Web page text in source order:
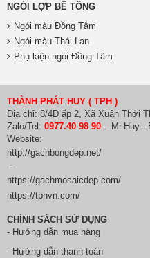
NGÓI LỢP BÊ TÔNG
Ngói màu Đồng Tâm
Ngói màu Thái Lan
Phụ kiện ngói Đồng Tâm
THÀNH PHÁT HUY ( TPH )
Địa chỉ: 8/4D ấp 2, Xã Xuân Thới
Zalo/Tel: 0977.40 98 90 – Mr.Huy -
Website:
http://gachbongdep.net/
-
https://gachmosaicdep.com/
https://tphvn.com/
CHÍNH SÁCH SỬ DỤNG
- Hướng dẫn mua hàng
- Hướng dẫn thanh toán